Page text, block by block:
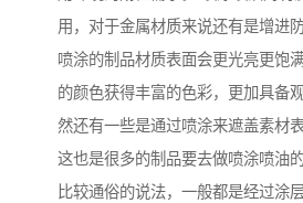
用，对于金属材质来说还有是增进
喷涂的制品材质表面会更光亮更饱
的颜色获得丰富的色彩，更加具备
然还有一些是通过喷涂来遮盖素材
这也是很多的制品要去做喷涂喷油
比较通俗的说法，一般都是经过涂